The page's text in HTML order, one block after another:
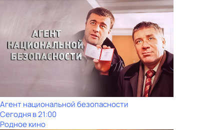
Агент национальной безопасности
Сегодня в 21:00
Родное кино